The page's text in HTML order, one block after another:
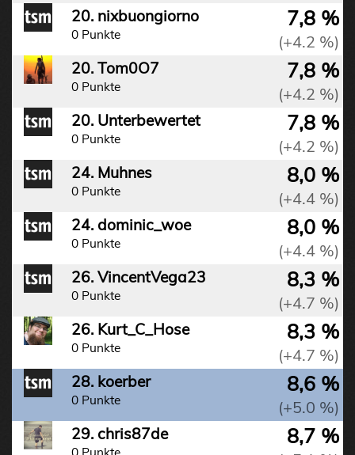
20. nixbuongiorno
0 Punkte
7,8 %
(+4.2 %)
20. Tom0O7
0 Punkte
7,8 %
(+4.2 %)
20. Unterbewertet
0 Punkte
7,8 %
(+4.2 %)
24. Muhnes
0 Punkte
8,0 %
(+4.4 %)
24. dominic_woe
0 Punkte
8,0 %
(+4.4 %)
26. VincentVega23
0 Punkte
8,3 %
(+4.7 %)
26. Kurt_C_Hose
0 Punkte
8,3 %
(+4.7 %)
28. koerber
0 Punkte
8,6 %
(+5.0 %)
29. chris87de 8,7 %